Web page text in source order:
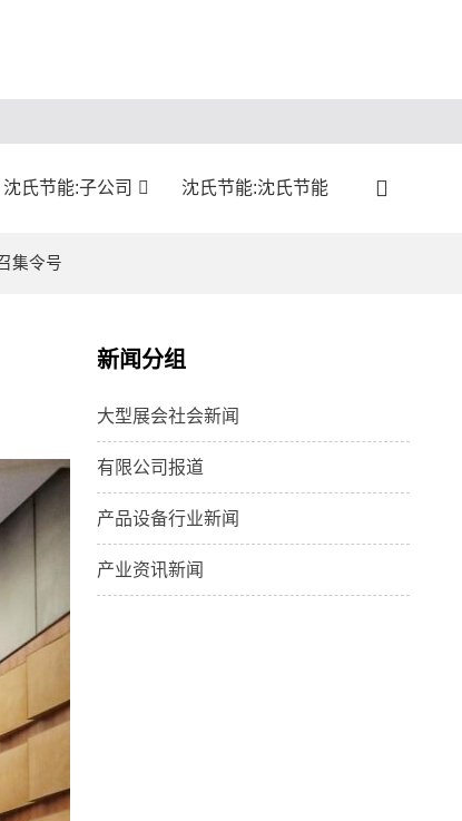
沈氏节能:子公司 沈氏节能:沈氏节能
集令号
新闻分组
大型展会社会新闻
有限公司报道
产品设备行业新闻
产业资讯新闻